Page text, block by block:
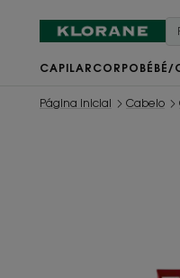
CAPILAR CORPO BÉBÉ/
Página inicial Cabelo